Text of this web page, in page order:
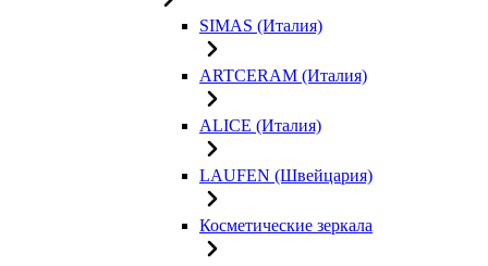
SIMAS (Италия)
ARTCERAM (Италия)
ALICE (Италия)
LAUFEN (Швейцария)
Косметические зеркала